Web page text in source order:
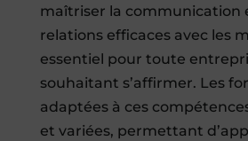
maîtriser la communication
relations efficaces avec les
essentiel pour toute
souhaitant s’affirmer. Les
adaptées à ces
et variées, permettant